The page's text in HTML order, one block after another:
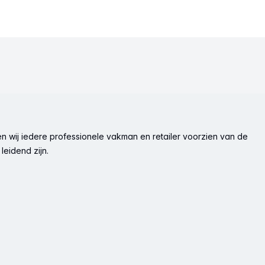
wij iedere professionele vakman en retailer voorzien van de
zijn.